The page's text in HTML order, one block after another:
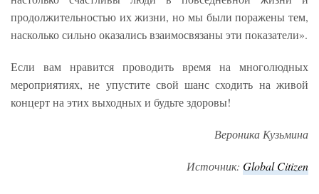
продолжительностью их жизни, но мы были поражены тем,
насколько сильно оказались взаимосвязаны эти показатели».
Если вам нравится проводить время на многолюдных
мероприятиях, не упустите свой шанс сходить на живой
концерт на этих выходных и будьте здоровы!
Вероника Кузьмина
Источник: Global Citizen